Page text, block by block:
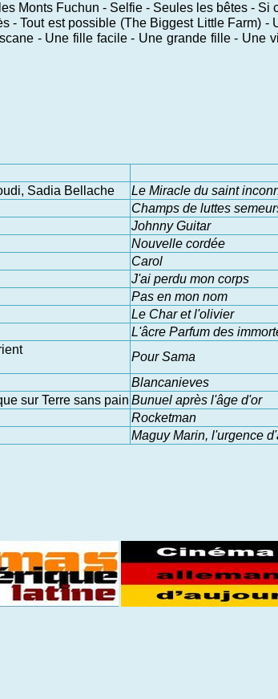
Monts Fuchun - Selfie - Seules les bêtes - Si
- Tout est possible (The Biggest Little Farm) -
- Une fille facile - Une grande fille - Une
Sadia Bellache
Le Miracle du saint
Champs de luttes
Johnny Guitar
Nouvelle cordée
Carol
J'ai perdu mon corps
Pas en mon nom
Le Char et l'olivier
L'âcre Parfum des
Pour Sama
Blancanieves
sur Terre sans pain Bunuel après l'âge d'or
Rocketman
Maguy Marin, l'urgence